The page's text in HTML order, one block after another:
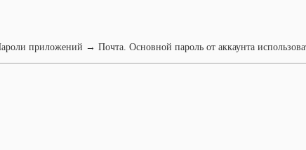
приложений → Почта. Основной пароль от аккаунта